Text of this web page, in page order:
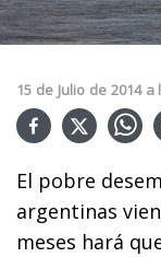
15 de Julio de 2014 a
El pobre
argentinas
meses hará